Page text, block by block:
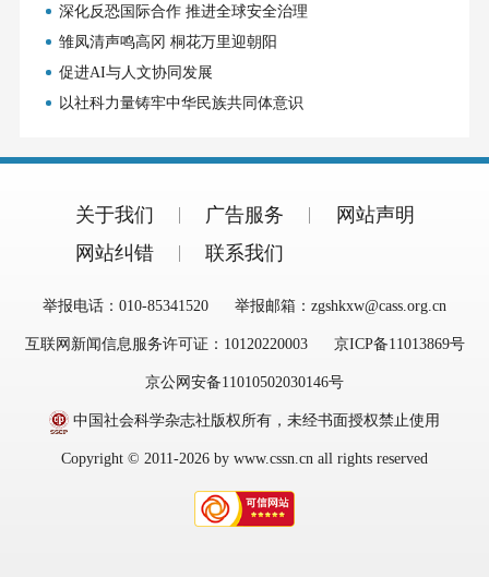
深化反恐国际合作 推进全球安全治理
雏凤清声鸣高冈 桐花万里迎朝阳
促进AI与人文协同发展
以社科力量铸牢中华民族共同体意识
关于我们 广告服务
网站声明
网站纠错
联系我们
举报电话：010-85341520 举报邮箱：zgshkxw@cass.org.cn
互联网新闻信息服务许可证：10120220003 京ICP备11013869号
京公网安备11010502030146号
中国社会科学杂志社版权所有，未经书面授权禁止使用
Copyright © 2011-2026 by www.cssn.cn all rights reserved